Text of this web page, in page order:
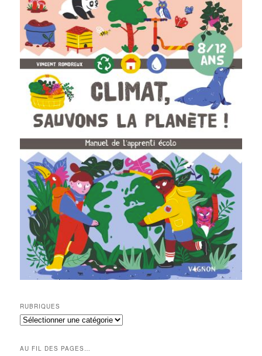
RUBRIQUES
RUBRIQUES
AU FIL DES PAGES…